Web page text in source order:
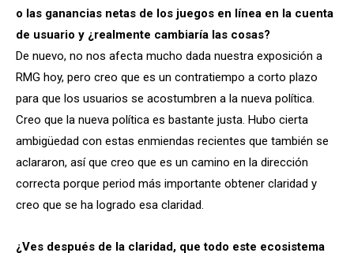
o las ganancias netas de los juegos en línea en la cuenta
de usuario y ¿realmente cambiaría las cosas?
De nuevo, no nos afecta mucho dada nuestra exposición a
RMG hoy, pero creo que es un contratiempo a corto plazo
para que los usuarios se acostumbren a la nueva política.
Creo que la nueva política es bastante justa. Hubo cierta
ambigüedad con estas enmiendas recientes que también se
aclararon, así que creo que es un camino en la dirección
correcta porque period más importante obtener claridad y
creo que se ha logrado esa claridad.
¿Ves después de la claridad, que todo este ecosistema